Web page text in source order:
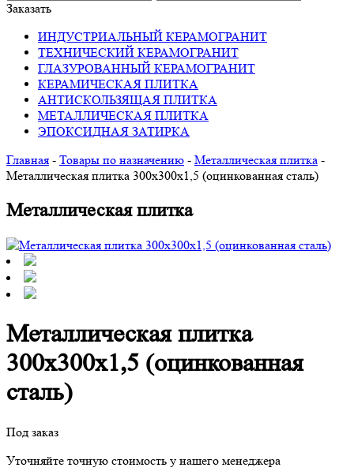
Заказать
ИНДУСТРИАЛЬНЫЙ КЕРАМОГРАНИТ
ТЕХНИЧЕСКИЙ КЕРАМОГРАНИТ
ГЛАЗУРОВАННЫЙ КЕРАМОГРАНИТ
КЕРАМИЧЕСКАЯ ПЛИТКА
АНТИСКОЛЬЗЯЩАЯ ПЛИТКА
МЕТАЛЛИЧЕСКАЯ ПЛИТКА
ЭПОКСИДНАЯ ЗАТИРКА
Главная - Товары по назначению - Металлическая плитка -
Металлическая плитка 300х300х1,5 (оцинкованная сталь)
Металлическая плитка
Металлическая плитка
300х300х1,5 (оцинкованная
сталь)
Под заказ
Уточняйте точную стоимость у нашего менеджера